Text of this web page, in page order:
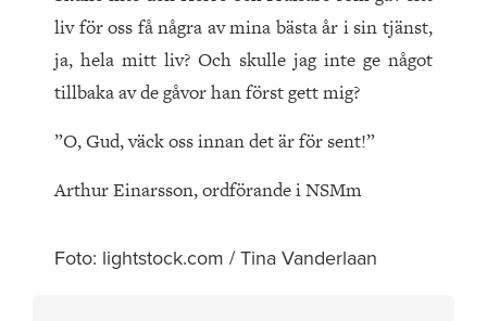
liv för oss få några av mina bästa år i sin tjänst,
ja, hela mitt liv? Och skulle jag inte ge något
tillbaka av de gåvor han först gett mig?
”O, Gud, väck oss innan det är för sent!”
Arthur Einarsson, ordförande i NSMm
Foto: lightstock.com / Tina Vanderlaan